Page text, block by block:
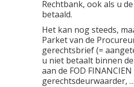
Rechtbank, ook als u
betaald.
Het kan nog steeds,
Parket van de
gerechtsbrief (=
u niet betaalt binnen
aan de FOD
gerechtsdeurwaarder,